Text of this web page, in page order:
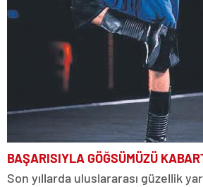
BAŞARISIYLAGÖĞSÜMÜZÜ
Son yıllarda uluslararası güzellik